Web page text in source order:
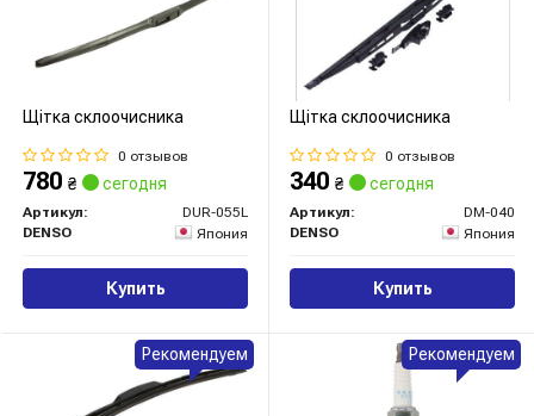
Щітка склоочисника
0 отзывов
780 ₴ сегодня
Артикул:
DUR-055L
DENSO
Япония
Купить
Щітка склоочисника
0 отзывов
340 ₴ сегодня
Артикул:
DM-040
DENSO
Япония
Купить
Рекомендуем Рекомендуем